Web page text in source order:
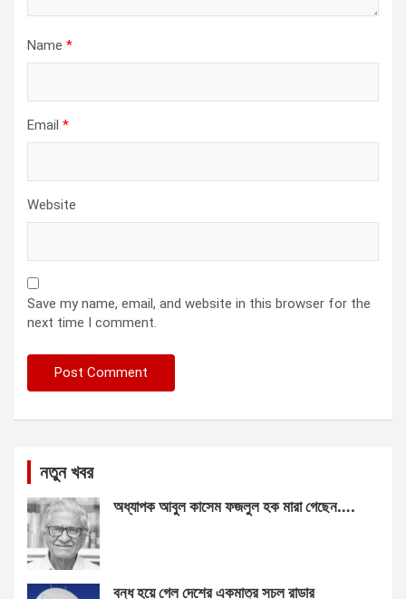
Name *
Email *
Website
Save my name, email, and website in this browser for the
next time I comment.
নতুন খবর
অধ্যাপক আবুল কাসেম ফজলুল হক মারা গেছেন….
বন্ধ হয়ে গেল দেশের একমাত্র সচল রাডার